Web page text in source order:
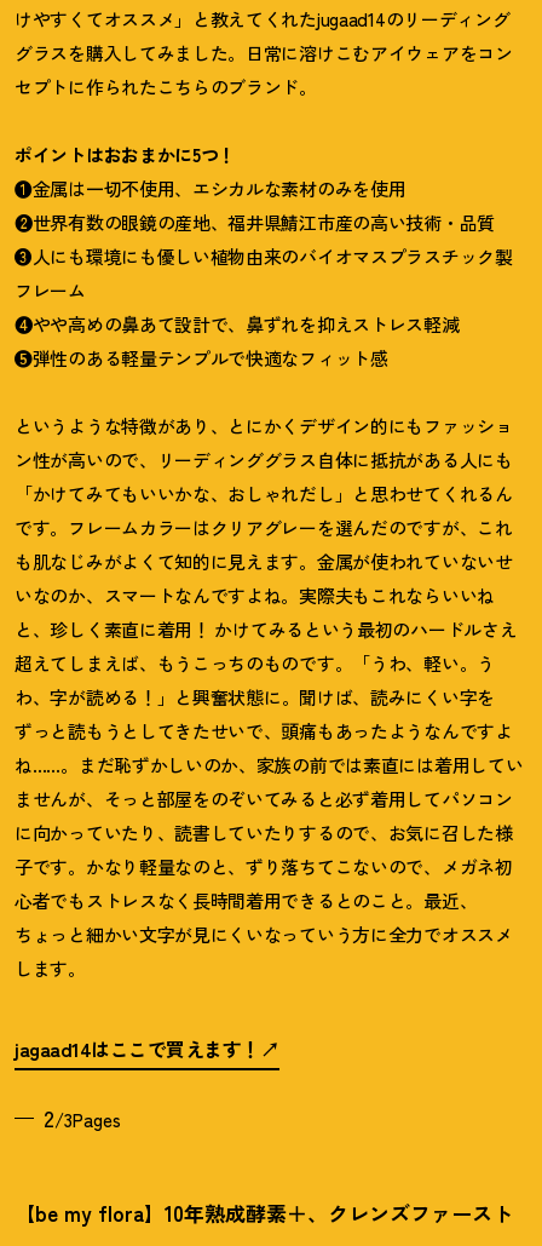
けやすくてオススメ」と教えてくれたjugaad14のリーディング
グラスを購入してみました。日常に溶けこむアイウェアをコン
セプトに作られたこちらのブランド。
ポイントはおおまかに5つ！
❶金属は一切不使用、エシカルな素材のみを使用
❷世界有数の眼鏡の産地、福井県鯖江市産の高い技術・品質
❸人にも環境にも優しい植物由来のバイオマスプラスチック製
フレーム
❹やや高めの鼻あて設計で、鼻ずれを抑えストレス軽減
❺弾性のある軽量テンプルで快適なフィット感
というような特徴があり、とにかくデザイン的にもファッショ
ン性が高いので、リーディンググラス自体に抵抗がある人にも
「かけてみてもいいかな、おしゃれだし」と思わせてくれるん
です。フレームカラーはクリアグレーを選んだのですが、これ
も肌なじみがよくて知的に見えます。金属が使われていないせ
いなのか、スマートなんですよね。実際夫もこれならいいね
と、珍しく素直に着用 ！ かけてみるという最初のハードルさえ
超えてしまえば、もうこっちのものです。「うわ、軽い。う
わ、字が読める ！ 」と興奮状態に。聞けば、読みにくい字を
ずっと読もうとしてきたせいで、頭痛もあったようなんですよ
ね……。まだ恥ずかしいのか、家族の前では素直には着用してい
ませんが、そっと部屋をのぞいてみると必ず着用してパソコン
に向かっていたり、読書していたりするので、お気に召した様
子です。かなり軽量なのと、ずり落ちてこないので、メガネ初
心者でもストレスなく長時間着用できるとのこと。最近、
ちょっと細かい文字が見にくいなっていう方に全力でオススメ
します。
jagaad14はここで買えます ！
2/3Pages
【be my flora】10年熟成酵素＋、クレンズファースト